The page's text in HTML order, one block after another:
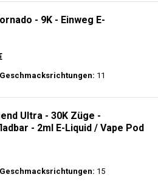
- 9K - Einweg E-
11
Ultra - 30K Züge -
- 2ml E-Liquid / Vape Pod
15